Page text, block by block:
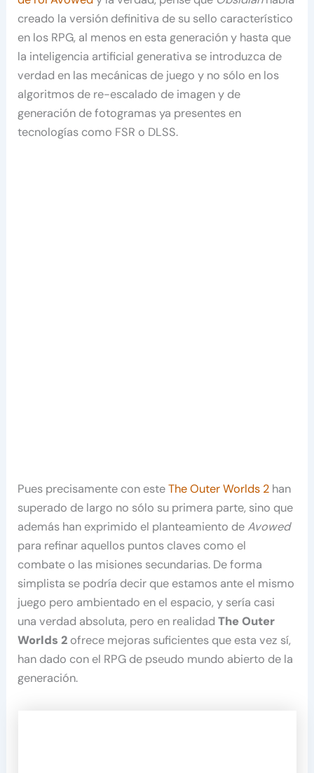
creado la versión definitiva de su sello característico
en los RPG, al menos en esta generación y hasta que
la inteligencia artificial generativa se introduzca de
verdad en las mecánicas de juego y no sólo en los
algoritmos de re-escalado de imagen y de
generación de fotogramas ya presentes en
tecnologías como FSR o DLSS.
Pues precisamente con esteThe Outer Worlds 2 han
superado de largo no sólo su primera parte, sino que
además han exprimido el planteamiento deAvowed
para refinar aquellos puntos claves como el
combate o las misiones secundarias. De forma
simplista se podría decir que estamos ante el mismo
juego pero ambientado en el espacio, y sería casi
una verdad absoluta, pero en realidadThe Outer
Worlds 2 ofrece mejoras suficientes que esta vez sí,
han dado con el RPG de pseudo mundo abierto de la
generación.